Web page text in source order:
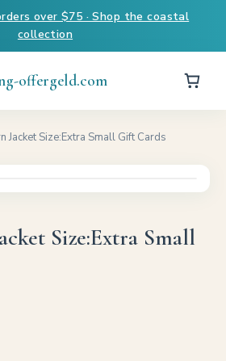
over $75 · Shop the coastal
collection
offergeld.com
Jacket Size:Extra Small Gift Cards
Size:Extra Small